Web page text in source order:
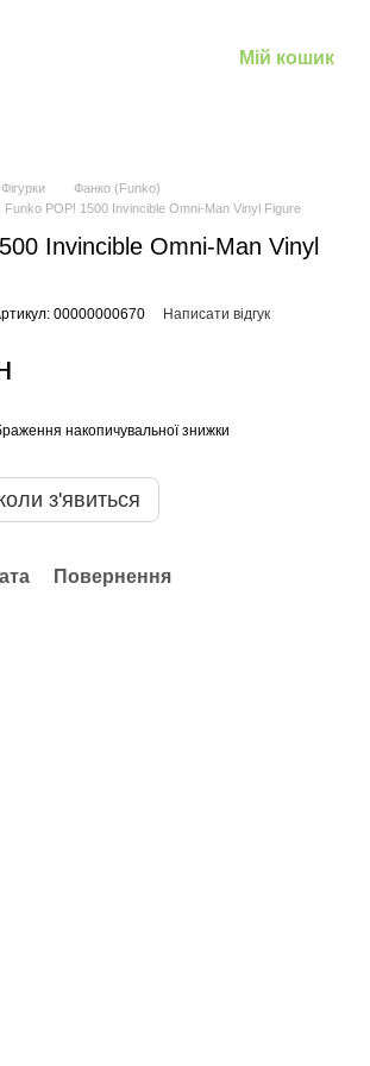
Мій кошик
Фігурки
Фанко (Funko)
Funko POP! 1500 Invincible Omni-Man Vinyl Figure
Invincible Omni-Man Vinyl
00000000670 Написати відгук
накопичувальної знижки
з'явиться
Повернення